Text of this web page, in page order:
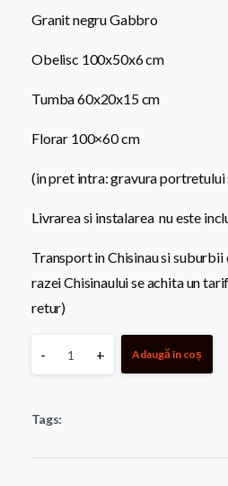
Granit negru Gabbro
Obelisc 100x50x6 cm
Tumba 60x20x15 cm
Florar 100×60 cm
(in pret intra: gravura portretului
Livrarea si instalarea nu este
Transport in Chisinau si suburbii
razei Chisinaului se achita un
retur)
Monument
145
- + Adaugă în coș
Tags: